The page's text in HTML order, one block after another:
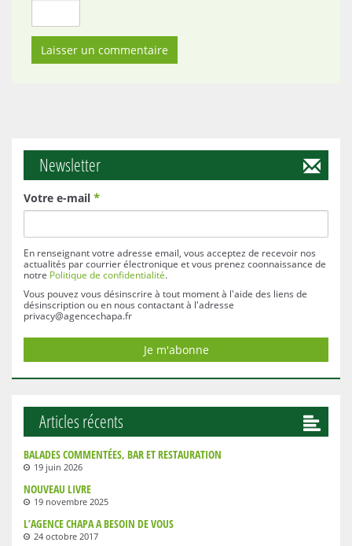
Newsletter
Votre e-mail *
En renseignant votre adresse email, vous acceptez de recevoir nos
actualités par courrier électronique et vous prenez coonnaissance de
notre Politique de confidentialité.
Vous pouvez vous désinscrire à tout moment à l'aide des liens de
désinscription ou en nous contactant à l'adresse
privacy@agencechapa.fr
Articles récents
BALADES COMMENTÉES, BAR ET RESTAURATION
19 juin 2026
NOUVEAU LIVRE
19 novembre 2025
L’AGENCE CHAPA A BESOIN DE VOUS
24 octobre 2017